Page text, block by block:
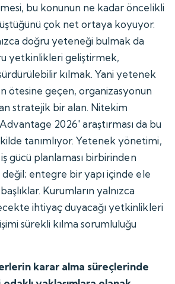
bu konunun ne kadar öncelikli
çok net ortaya koyuyor.
doğru yeteneği bulmak da
yetkinlikleri geliştirmek,
kılmak. Yani yetenek
ötesine geçen, organizasyonun
stratejik bir alan. Nitekim
2026' araştırması da bu
tanımlıyor. Yetenek yönetimi,
gücü planlaması birbirinden
değil; entegre bir yapı içinde ele
Kurumların yalnızca
ihtiyaç duyacağı yetkinlikleri
sürekli kılma sorumluluğu
karar alma süreçlerinde